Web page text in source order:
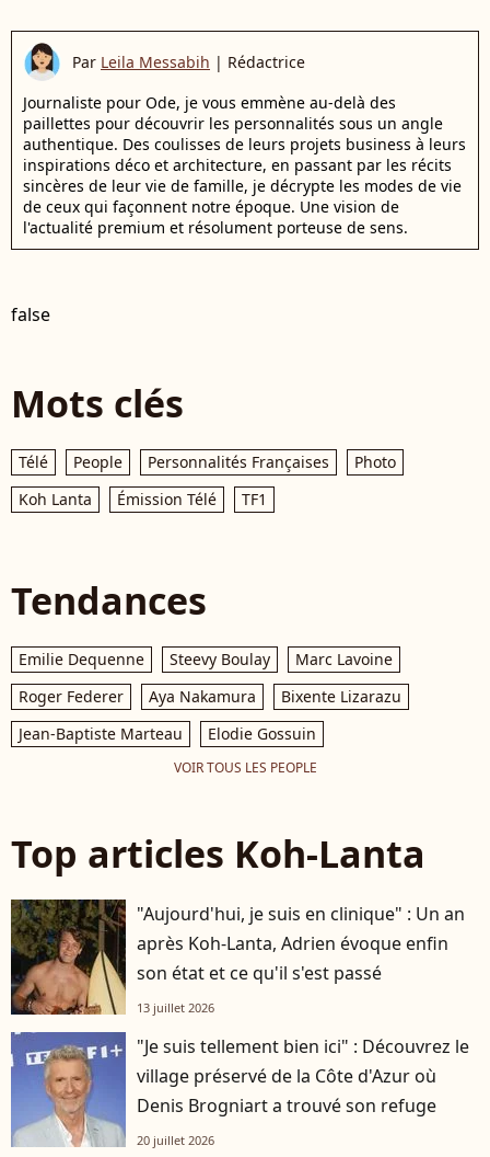
Par Leila Messabih | Rédactrice
Journaliste pour Ode, je vous emmène au-delà des
paillettes pour découvrir les personnalités sous un angle
authentique. Des coulisses de leurs projets business à leurs
inspirations déco et architecture, en passant par les récits
sincères de leur vie de famille, je décrypte les modes de vie
de ceux qui façonnent notre époque. Une vision de
l'actualité premium et résolument porteuse de sens.
false
Mots clés
Télé People Personnalités Françaises
Photo
Koh Lanta
Émission Télé TF1
Tendances
Emilie Dequenne Steevy Boulay
Marc Lavoine
Roger Federer
Aya Nakamura
Bixente Lizarazu
Jean-Baptiste Marteau
Elodie Gossuin
VOIR TOUS LES PEOPLE
Top articles Koh-Lanta
"Aujourd'hui, je suis en clinique" : Un an
après Koh-Lanta, Adrien évoque enfin
son état et ce qu'il s'est passé
13 juillet 2026
"Je suis tellement bien ici" : Découvrez le
village préservé de la Côte d'Azur où
Denis Brogniart a trouvé son refuge
20 juillet 2026